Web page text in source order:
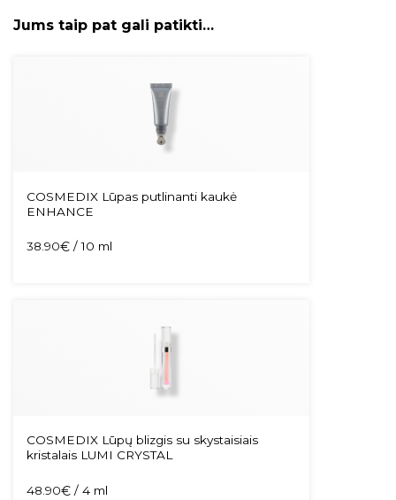
Jums taip pat gali patikti…
COSMEDIX Lūpas putlinanti kaukė
ENHANCE
38.90€/ 10 ml
COSMEDIX Lūpų blizgis su skystaisiais
kristalais LUMI CRYSTAL
48.90€/ 4 ml